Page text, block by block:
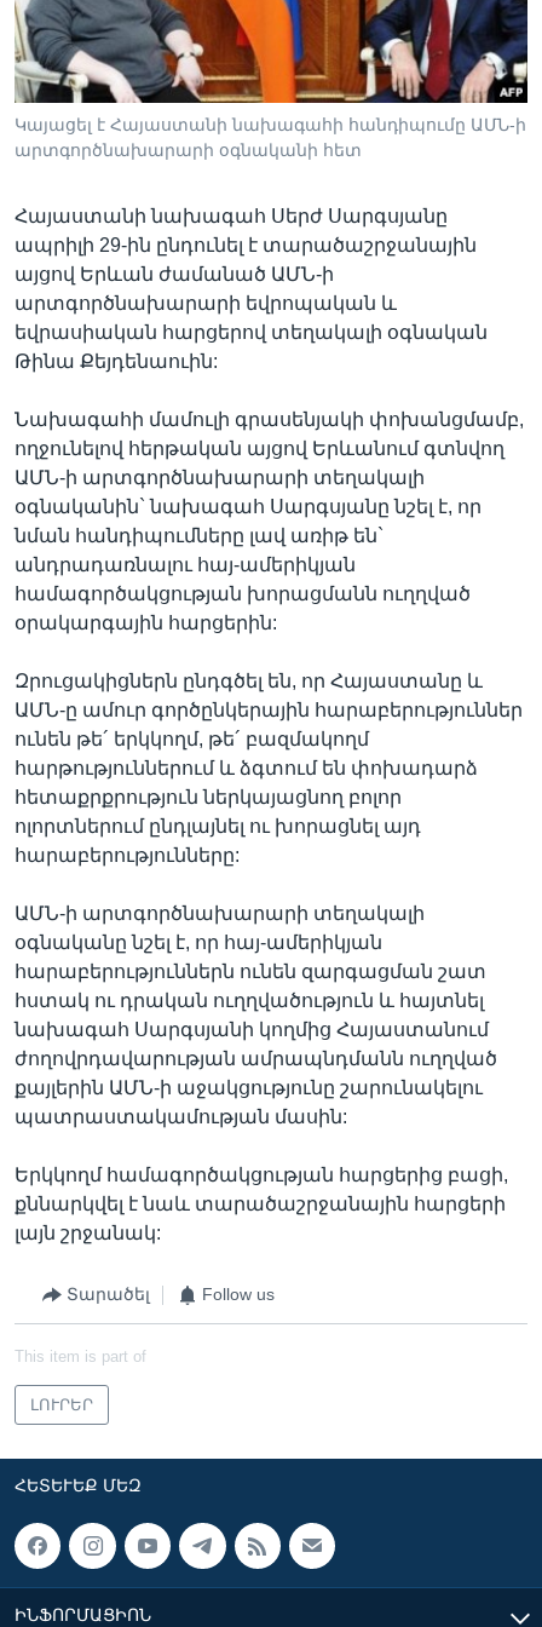
Լեզուներ
Կայացել է Հայաստանի նախագահի հանդիպումը ԱՄՆ-ի
արտգործնախարարի օգնականի հետ
Հայաստանի նախագահ Սերժ Սարգսյանը
ապրիլի 29-ին ընդունել է տարածաշրջանային
այցով Երևան ժամանած ԱՄՆ-ի
արտգործնախարարի եվրոպական և
եվրասիական հարցերով տեղակալի օգնական
Թինա Քեյդենաուին:
Նախագահի մամուլի գրասենյակի փոխանցմամբ,
ողջունելով հերթական այցով Երևանում գտնվող
ԱՄՆ-ի արտգործնախարարի տեղակալի
օգնականին` նախագահ Սարգսյանը նշել է, որ
նման հանդիպումները լավ առիթ են`
անդրադառնալու հայ-ամերիկյան
համագործակցության խորացմանն ուղղված
օրակարգային հարցերին:
Զրուցակիցներն ընդգծել են, որ Հայաստանը և
ԱՄՆ-ը ամուր գործընկերային հարաբերություններ
ունեն թե´ երկկողմ, թե´ բազմակողմ
հարթություններում և ձգտում են փոխադարձ
հետաքրքրություն ներկայացնող բոլոր
ոլորտներում ընդլայնել ու խորացնել այդ
հարաբերությունները:
ԱՄՆ-ի արտգործնախարարի տեղակալի
օգնականը նշել է, որ հայ-ամերիկյան
հարաբերություններն ունեն զարգացման շատ
հստակ ու դրական ուղղվածություն և հայտնել
նախագահ Սարգսյանի կողմից Հայաստանում
ժողովրդավարության ամրապնդմանն ուղղված
քայլերին ԱՄՆ-ի աջակցությունը շարունակելու
պատրաստակամության մասին:
Երկկողմ համագործակցության հարցերից բացի,
քննարկվել է նաև տարածաշրջանային հարցերի
լայն շրջանակ:
Տարածել Follow us
This item is part of
ԼՈՒՐԵՐ
ՀԵՏԵՒԵՔ ՄԵԶ
ԻՆՖՈՐՄԱՑԻՈՆ